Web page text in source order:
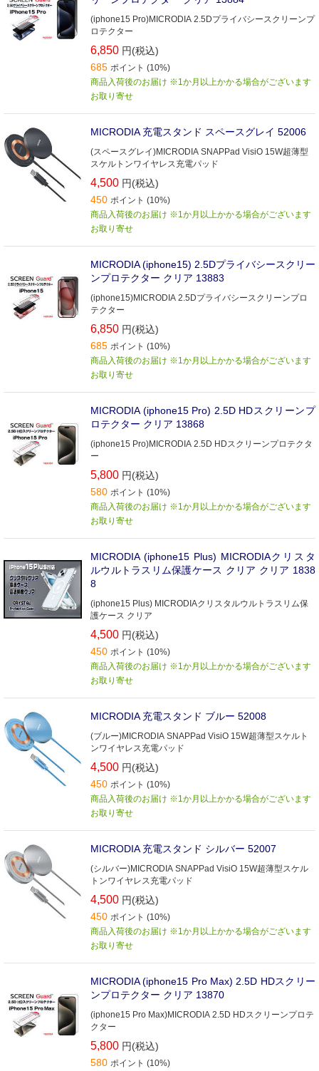
(iphone15 Pro)MICRODIA 2.5Dプライバシースクリーンプ
ロテクター
6,850 円(税込)
685 ポイント (10%)
商品入荷後のお届け ※1か月以上かかる場合がございます
お取り寄せ
MICRODIA 充電スタンド スペースグレイ 52006
(スペースグレイ)MICRODIA SNAPPad VisiO 15W超薄型
スケルトンワイヤレス充電パッド
4,500 円(税込)
450 ポイント (10%)
商品入荷後のお届け ※1か月以上かかる場合がございます
お取り寄せ
MICRODIA (iphone15) 2.5Dプライバシースクリー
ンプロテクター クリア 13883
(iphone15)MICRODIA 2.5Dプライバシースクリーンプロ
テクター
6,850 円(税込)
685 ポイント (10%)
商品入荷後のお届け ※1か月以上かかる場合がございます
お取り寄せ
MICRODIA (iphone15 Pro) 2.5D HDスクリーンプ
ロテクター クリア 13868
(iphone15 Pro)MICRODIA 2.5D HDスクリーンプロテクタ
ー
5,800 円(税込)
580 ポイント (10%)
商品入荷後のお届け ※1か月以上かかる場合がございます
お取り寄せ
MICRODIA (iphone15 Plus) MICRODIAクリスタ
ルウルトラスリム保護ケース クリア クリア 1838
8
(iphone15 Plus) MICRODIAクリスタルウルトラスリム保
護ケース クリア
4,500 円(税込)
450 ポイント (10%)
商品入荷後のお届け ※1か月以上かかる場合がございます
お取り寄せ
MICRODIA 充電スタンド ブルー 52008
(ブルー)MICRODIA SNAPPad VisiO 15W超薄型スケルト
ンワイヤレス充電パッド
4,500 円(税込)
450 ポイント (10%)
商品入荷後のお届け ※1か月以上かかる場合がございます
お取り寄せ
MICRODIA 充電スタンド シルバー 52007
(シルバー)MICRODIA SNAPPad VisiO 15W超薄型スケル
トンワイヤレス充電パッド
4,500 円(税込)
450 ポイント (10%)
商品入荷後のお届け ※1か月以上かかる場合がございます
お取り寄せ
MICRODIA (iphone15 Pro Max) 2.5D HDスクリー
ンプロテクター クリア 13870
(iphone15 Pro Max)MICRODIA 2.5D HDスクリーンプロテ
クター
5,800 円(税込)
580 ポイント (10%)